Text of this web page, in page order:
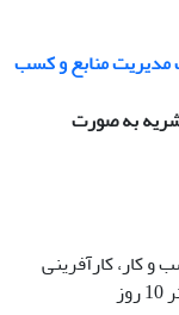
مدیریت منابع و کسب
به صورت
و کار، کارآفرینی